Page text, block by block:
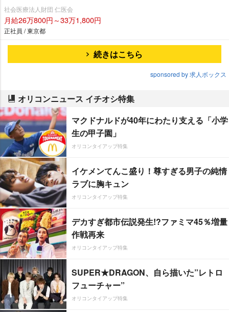
社会医療法人財団 仁医会
月給26万800円～33万1,800円
正社員 / 東京都
続きはこちら
sponsored by 求人ボックス
オリコンニュース イチオシ特集
マクドナルドが40年にわたり支える「小学
生の甲子園」
オリコンタイアップ特集
イケメンてんこ盛り！尊すぎる男子の純情
ラブに胸キュン
オリコンタイアップ特集
デカすぎ都市伝説発生!?ファミマ45％増量
作戦再来
オリコンタイアップ特集
SUPER★DRAGON、自ら描いた”レトロ
フューチャー”
オリコンタイアップ特集